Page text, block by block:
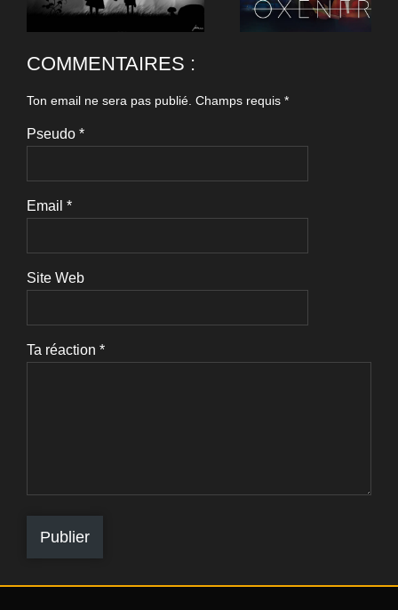
COMMENTAIRES :
Ton email ne sera pas publié. Champs requis *
Pseudo *
Email *
Site Web
Ta réaction *